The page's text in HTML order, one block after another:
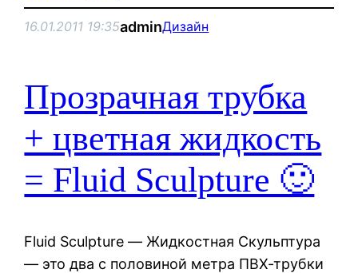
16.01.2011 19:35adminДизайн
Прозрачная трубка
+ цветная жидкость
= Fluid Sculpture 🙂
Fluid Sculpture — Жидкостная Скульптура
— это два с половиной метра ПВХ-трубки